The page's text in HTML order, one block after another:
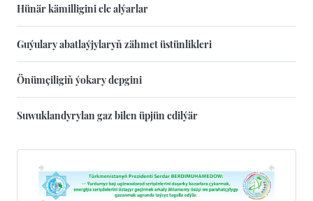
Hünär kämilligini ele alýarlar
Guýulary abatlaýjylaryň zähmet üstünlikleri
Önümçiligiň ýokary depgini
Suwuklandyrylan gaz bilen üpjün edilýär